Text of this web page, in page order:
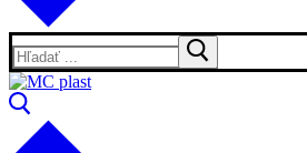
Hľadať: